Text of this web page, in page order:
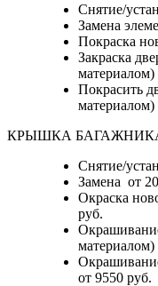
Снятие/
Замена
Покраска
Закраска
материалом)
Покрасить
материалом)
КРЫШКА
Снятие/
Замена от
Окраска
руб.
материалом)
от 9550 руб.